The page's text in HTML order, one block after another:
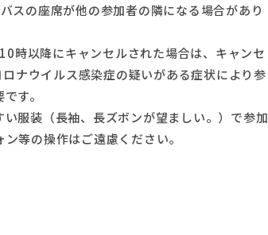
スの座席が他の参加者の隣になる場合があり
時以降にキャンセルされた場合は、キャンセ
ナウイルス感染症の疑いがある症状により参
す。
服装（長袖、長ズボンが望ましい。）で参加
等の操作はご遠慮ください。